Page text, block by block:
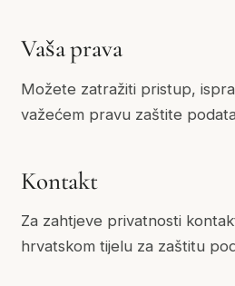
Vaša prava
Možete zatražiti pristup,
važećem pravu zaštite
Kontakt
Za zahtjeve privatnosti
hrvatskom tijelu za zaštitu